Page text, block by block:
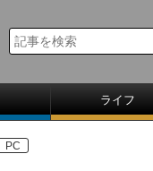
ライフ
PC